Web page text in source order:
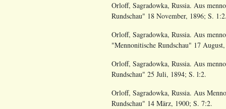
Orloff, Sagradowka, Russia. Aus
Rundschau" 18 November, 1896; S.
Orloff, Sagradowka, Russia. Aus
"Mennonitische Rundschau" 17
Orloff, Sagradowka, Russia. Aus
Rundschau" 25 Juli, 1894; S. l:2.
Orloff, Sagradowka, Russia. Aus
Rundschau" 14 März, 1900; S. 7:2.